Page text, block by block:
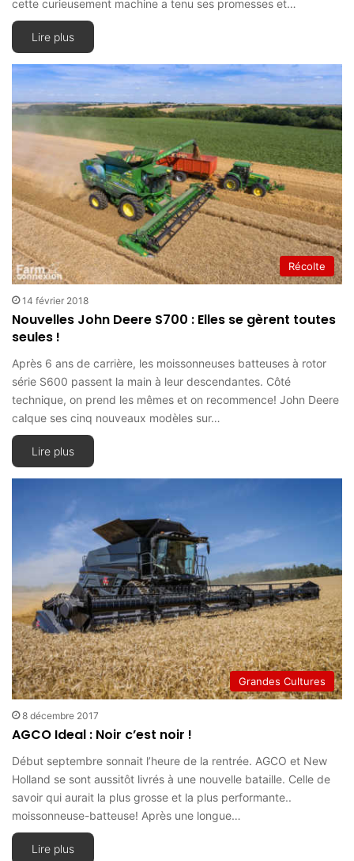
cette curieusement machine a tenu ses promesses et…
Lire plus
Récolte
14 février 2018
Nouvelles John Deere S700 : Elles se gèrent toutes
seules !
Après 6 ans de carrière, les moissonneuses batteuses à rotor
série S600 passent la main à leur descendantes. Côté
technique, on prend les mêmes et on recommence! John Deere
calque ses cinq nouveaux modèles sur…
Lire plus
Grandes Cultures
8 décembre 2017
AGCO Ideal : Noir c’est noir !
Début septembre sonnait l’heure de la rentrée. AGCO et New
Holland se sont aussitôt livrés à une nouvelle bataille. Celle de
savoir qui aurait la plus grosse et la plus performante..
moissonneuse-batteuse! Après une longue…
Lire plus